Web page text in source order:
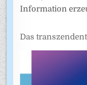
Information
Das